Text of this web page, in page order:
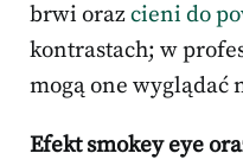
brwi orazcieni do
kontrastach; w
mogą one wyglądać
Efekt smokey eye